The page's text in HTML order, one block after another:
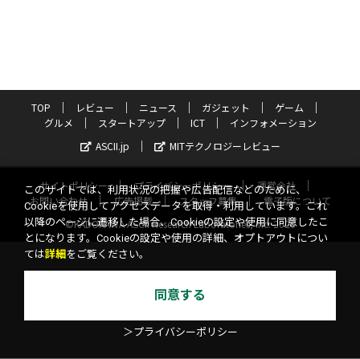
TOP レビュー ニュース ガジェット
ゲーム
グルメ
スタートアップ ICT
インフォメーション
ASCII.jp
MITテクノロジーレビュー
サイトポリシー プライバシーポリシー
運営会社
お問い合わせ
広告掲載 スタッフ募集
電子版について
©KADOKAWA ASCII Research Laboratories, Inc. 2026
このサイトでは、利用状況の把握や広告配信などのために、
Cookieを使用してアクセスデータを取得・利用しています。これ
以降のページに遷移した場合、Cookieの設定や使用に同意したこ
とになります。Cookieの設定や使用の詳細、オプトアウトについ
ては詳細 をご覧ください。
同意する
＞プライバシーポリシー